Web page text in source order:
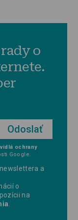
o
ochrany
Google.
a
o
na